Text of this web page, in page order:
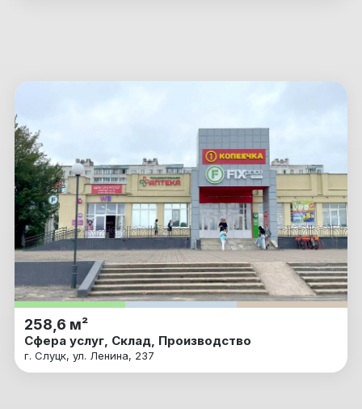
258,6 м²
Сфера услуг, Склад, Производство
г. Слуцк, ул. Ленина, 237